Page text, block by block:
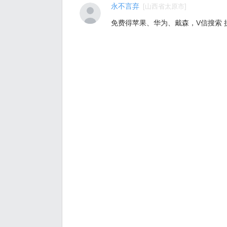
永不言弃 [山西省太原市]
免费得苹果、华为、戴森，V信搜索